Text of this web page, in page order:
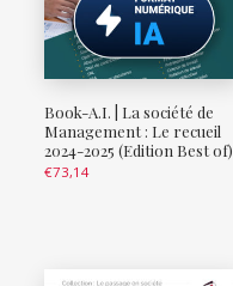
Book-A.I. | La société de
Management : Le recueil
2024-2025 (Edition Best of)
€73,14